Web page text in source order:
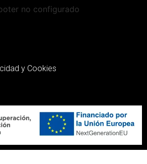
no configurado
y Cookies